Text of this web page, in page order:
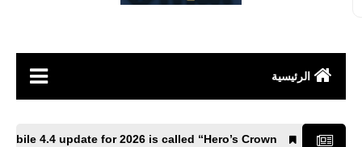
الرئيسية
PUBG Mobile 4.4 update for 2026 is called “Hero’s Crown”.